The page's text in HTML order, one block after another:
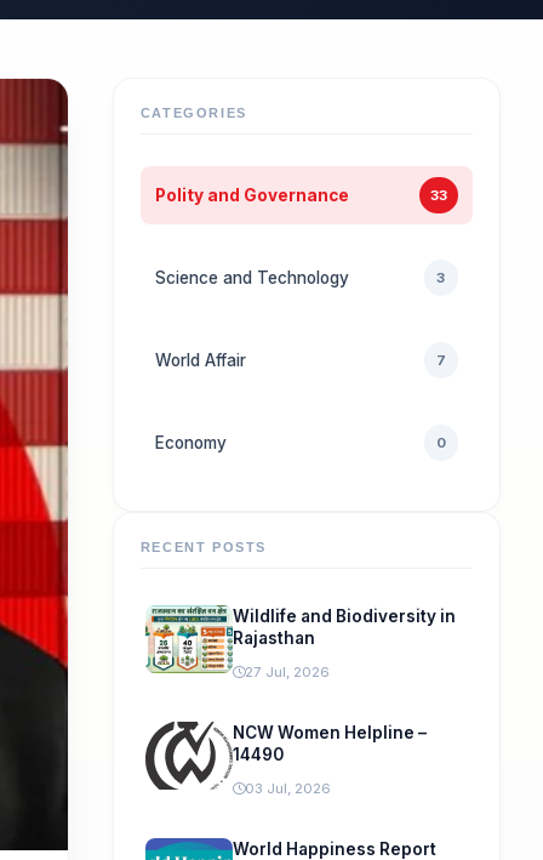
CATEGORIES
Polity and Governance 33
Science and Technology 3
World Affair 7
Economy 0
RECENT POSTS
Wildlife and Biodiversity in
Rajasthan
27 Jul, 2026
NCW Women Helpline –
14490
03 Jul, 2026
World Happiness Report